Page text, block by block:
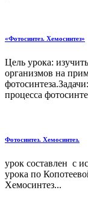
«Фотосинтез. Хемосинтез»
Цель урока:
организмов на
процесса
Фотосинтез. Хемосинтез.
урок составлен с
урока по
Хемосинтез...